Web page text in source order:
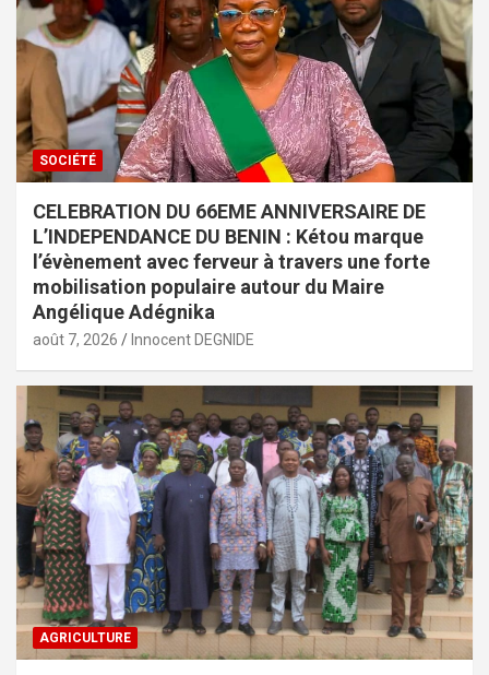
SOCIÉTÉ
CELEBRATION DU 66EME ANNIVERSAIRE DE
L’INDEPENDANCE DU BENIN : Kétou marque
l’évènement avec ferveur à travers une forte
mobilisation populaire autour du Maire
Angélique Adégnika
août 7, 2026 Innocent DEGNIDE
AGRICULTURE